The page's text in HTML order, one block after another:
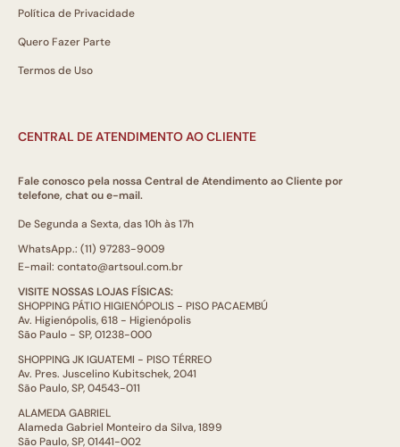
Política de Privacidade
Quero Fazer Parte
Termos de Uso
CENTRAL DE ATENDIMENTO AO CLIENTE
Fale conosco pela nossa Central de Atendimento ao Cliente por
telefone, chat ou e-mail.
De Segunda a Sexta, das 10h às 17h
WhatsApp.: (11) 97283-9009
E-mail: contato@artsoul.com.br
VISITE NOSSAS LOJAS FÍSICAS:
SHOPPING PÁTIO HIGIENÓPOLIS - PISO PACAEMBÚ
Av. Higienópolis, 618 - Higienópolis
São Paulo - SP, 01238-000
SHOPPING JK IGUATEMI - PISO TÉRREO
Av. Pres. Juscelino Kubitschek, 2041
São Paulo, SP, 04543-011
ALAMEDA GABRIEL
Alameda Gabriel Monteiro da Silva, 1899
São Paulo, SP, 01441-002